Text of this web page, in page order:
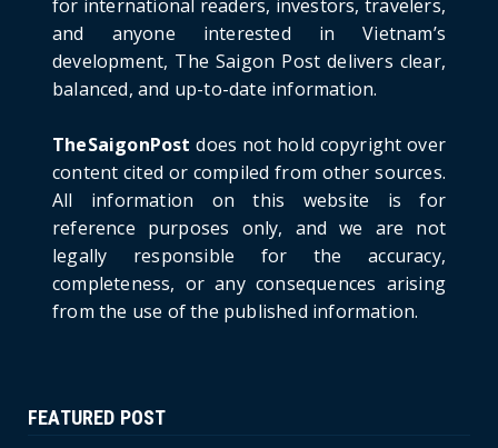
HOTNEWS
Prime Minister Lê Minh Hưng’s Visit to
Russia: A New Step Fo...
HOTNEWS
Politburo: Strictly Handle Acts of Using
Pirated Software, C...
June 21, 2026
for international readers, investors, travelers,
and anyone interested in Vietnam’s
development, The Saigon Post delivers clear,
balanced, and up-to-date information.
TheSaigonPost does not hold copyright over
content cited or compiled from other sources.
All information on this website is for
reference purposes only, and we are not
legally responsible for the accuracy,
completeness, or any consequences arising
from the use of the published information.
FEATURED POST